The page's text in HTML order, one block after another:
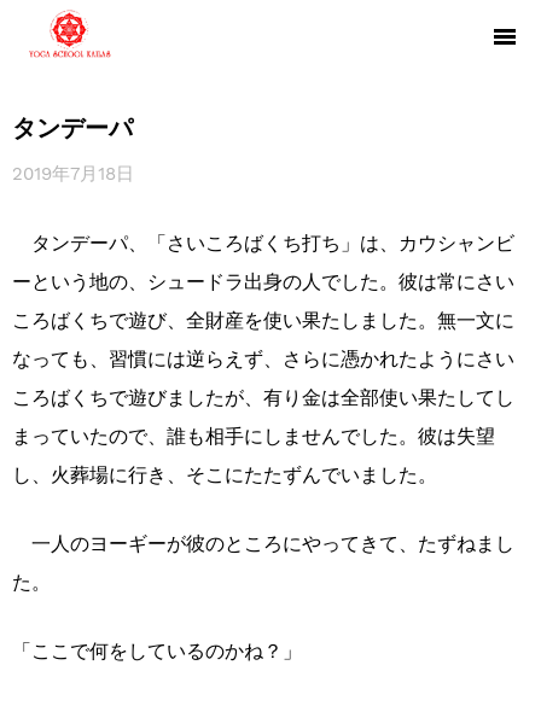
タンデーパ
2019年7月18日
タンデーパ、「さいころばくち打ち」は、カウシャンビ
ーという地の、シュードラ出身の人でした。彼は常にさい
ころばくちで遊び、全財産を使い果たしました。無一文に
なっても、習慣には逆らえず、さらに憑かれたようにさい
ころばくちで遊びましたが、有り金は全部使い果たしてし
まっていたので、誰も相手にしませんでした。彼は失望
し、火葬場に行き、そこにたたずんでいました。
一人のヨーギーが彼のところにやってきて、たずねまし
た。
「ここで何をしているのかね？」